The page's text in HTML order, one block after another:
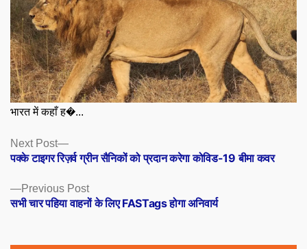
भारत में कहाँ ह�...
Posts
navigation
Previous PostPrevious
post:
सभी चार पहिया वाहनों के लिए FASTags होगा अनिवार्य
Next Post
Next
post:
पक्के टाइगर रिज़र्व ग्रीन सैनिकों को प्रदान करेगा कोविड-19 बीमा कवर